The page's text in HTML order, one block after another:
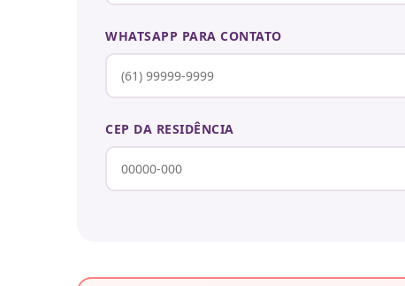
WHATSAPP PARA CONTATO
CEP DA RESIDÊNCIA